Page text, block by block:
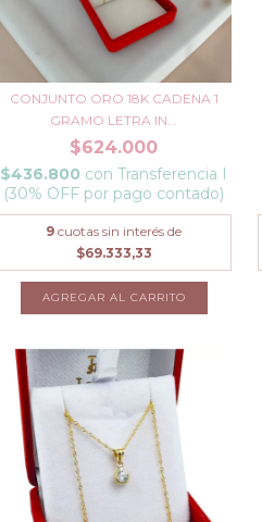
CONJUNTO ORO 18K CADENA 1
GRAMO LETRA IN...
$624.000
$436.800 con Transferencia I
(30% OFF por pago contado)
9 cuotas sin interés de
$69.333,33
AGREGAR AL CARRITO